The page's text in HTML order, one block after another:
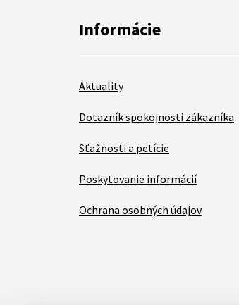
Informácie
Aktuality
Dotazník spokojnosti zákazníka
Sťažnosti a petície
Poskytovanie informácií
Ochrana osobných údajov